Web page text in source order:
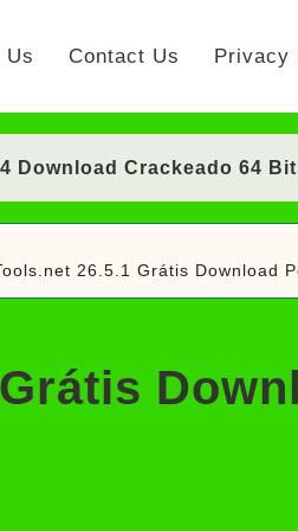
Us Contact Us Privacy
Download Crackeado 64
Download Crackeado 64
Download Grátis + Licença/
Grátis 64 Bits
Download
Download Grátis:
Suite Download Grátis +
26.5.1 Grátis Download